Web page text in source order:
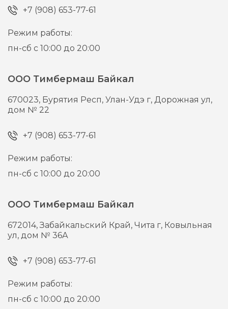
+7 (908) 653-77-61
Режим работы:
пн-сб с 10:00 до 20:00
ООО Тимбермаш Байкал
670023, Бурятия Респ, Улан-Удэ г,Дорожная ул,
дом № 22
+7 (908) 653-77-61
Режим работы:
пн-сб с 10:00 до 20:00
ООО Тимбермаш Байкал
672014,Забайкальский Край, Чита г, Ковыльная
ул, дом № 36А
+7 (908) 653-77-61
Режим работы:
пн-сб с 10:00 до 20:00